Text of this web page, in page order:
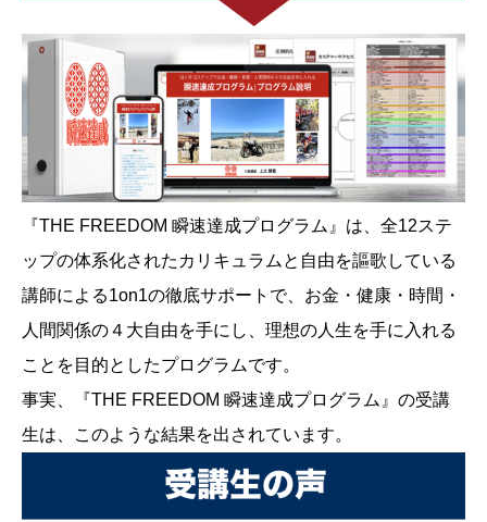
『THE FREEDOM 瞬速達成プログラム』は、全12ステ
ップの体系化されたカリキュラムと自由を謳歌している
講師による1on1の徹底サポートで、お金・健康・時間・
人間関係の４大自由を手にし、理想の人生を手に入れる
ことを目的としたプログラムです。
事実、『THE FREEDOM 瞬速達成プログラム』の受講
生は、このような結果を出されています。